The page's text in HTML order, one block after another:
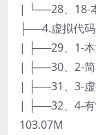
| └──28、18-
├──4.虚拟代
| ├──29、1-
| ├──30、2-简
| ├──31、3-
| ├──32、4-
103.07M